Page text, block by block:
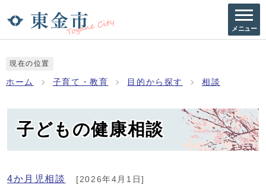
メニュー
現在の位置
ホーム 子育て・教育 目的から探す 相談
子どもの健康相談
4か月児相談 [2026年4月1日]